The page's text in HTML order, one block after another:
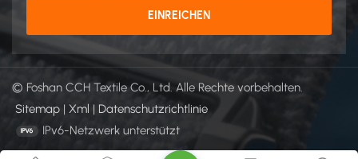
© Foshan CCH Textile Co., Ltd. Alle Rechte vorbehalten.
Sitemap | Xml | Datenschutzrichtlinie
IPv6-Netzwerk unterstützt